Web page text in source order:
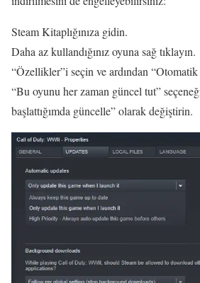
Steam Kitaplığınıza gidin.
Daha az kullandığınız oyuna sağ tıklayın.
“Özellikler”i seçin ve ardından
“Bu oyunu her zaman güncel tut”
başlattığımda güncelle” olarak değiştirin.